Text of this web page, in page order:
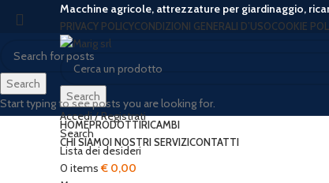
Macchine agricole, attrezzature per giardinaggio,
PRIVACY POLICYCONDIZIONI GENERALI D’USOCOOKIE
Search
Accedi / Registrati
Search
Lista dei desideri
0 items € 0,00
HOMEPRODOTTIRICAMBI
CHI SIAMOI NOSTRI SERVIZICONTATTI
Search
Start typing to see posts you are looking for.